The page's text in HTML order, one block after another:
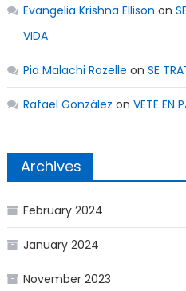
Evangelia Krishna Ellison on
VIDA
Pia Malachi Rozelle on SE
Rafael González on VETE EN
Archives
February 2024
January 2024
November 2023